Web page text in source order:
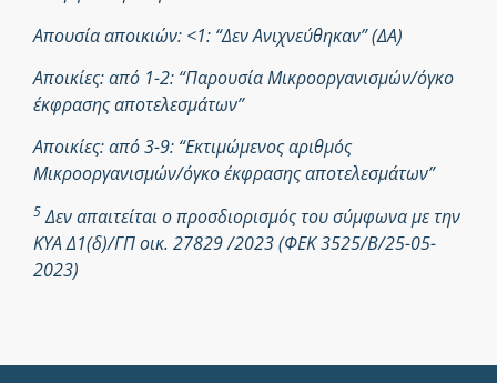
Απουσία αποικιών: <1: “Δεν Ανιχνεύθηκαν” (ΔΑ)
Αποικίες: από 1-2: “Παρουσία Μικροοργανισμών/όγκο
έκφρασης αποτελεσμάτων”
Αποικίες: από 3-9: “Εκτιμώμενος αριθμός
Μικροοργανισμών/όγκο έκφρασης αποτελεσμάτων”
5Δεν απαιτείται ο προσδιορισμός του σύμφωνα με την
ΚΥΑ Δ1(δ)/ΓΠ οικ. 27829 /2023 (ΦΕΚ 3525/Β/25-05-
2023)